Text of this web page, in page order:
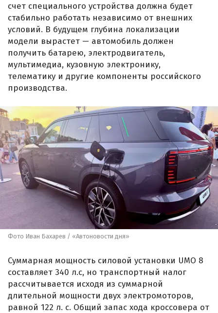
счет специального устройства должна будет
стабильно работать независимо от внешних
условий. В будущем глубина локализации
модели вырастет — автомобиль должен
получить батарею, электродвигатель,
мультимедиа, кузовную электронику,
телематику и другие компоненты российского
производства.
Фото Иван Бахарев / «Автоновости дня»
Суммарная мощность силовой установки UMO 8
составляет 340 л.с, но транспортный налог
рассчитывается исходя из суммарной
длительной мощности двух электромоторов,
равной 122 л. с. Общий запас хода кроссовера от